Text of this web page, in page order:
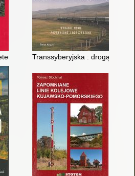
des regulären
Transsyberyjska : drogą